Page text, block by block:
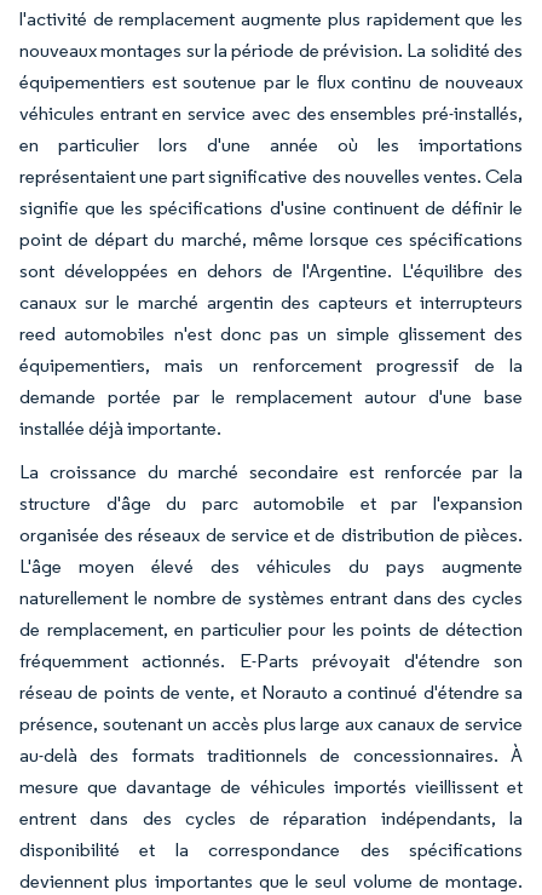
l'activité de remplacement augmente plus rapidement que les
nouveaux montages sur la période de prévision. La solidité des
équipementiers est soutenue par le flux continu de nouveaux
véhicules entrant en service avec des ensembles pré-installés,
en particulier lors d'une année où les importations
représentaient une part significative des nouvelles ventes. Cela
signifie que les spécifications d'usine continuent de définir le
point de départ du marché, même lorsque ces spécifications
sont développées en dehors de l'Argentine. L'équilibre des
canaux sur le marché argentin des capteurs et interrupteurs
reed automobiles n'est donc pas un simple glissement des
équipementiers, mais un renforcement progressif de la
demande portée par le remplacement autour d'une base
installée déjà importante.
La croissance du marché secondaire est renforcée par la
structure d'âge du parc automobile et par l'expansion
organisée des réseaux de service et de distribution de pièces.
L'âge moyen élevé des véhicules du pays augmente
naturellement le nombre de systèmes entrant dans des cycles
de remplacement, en particulier pour les points de détection
fréquemment actionnés. E-Parts prévoyait d'étendre son
réseau de points de vente, et Norauto a continué d'étendre sa
présence, soutenant un accès plus large aux canaux de service
au-delà des formats traditionnels de concessionnaires. À
mesure que davantage de véhicules importés vieillissent et
entrent dans des cycles de réparation indépendants, la
disponibilité et la correspondance des spécifications
deviennent plus importantes que le seul volume de montage.